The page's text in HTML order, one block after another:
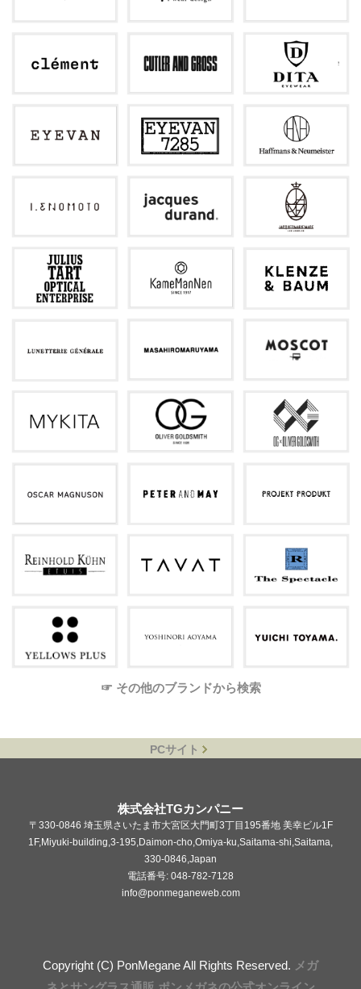
☞ その他のブランドから検索
PCサイト
株式会社TGカンパニー
〒330-0846 埼玉県さいたま市大宮区大門町3丁目195番地 美幸ビル1F
1F,Miyuki-building,3-195,Daimon-cho,Omiya-ku,Saitama-shi,Saitama,
330-0846,Japan
電話番号: 048-782-7128
info@ponmeganeweb.com
Copyright (C) PonMegane All Rights Reserved. メガ